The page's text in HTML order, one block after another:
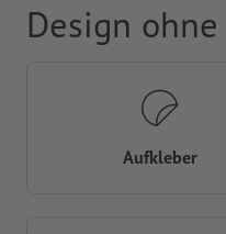
Design
Aufkleber